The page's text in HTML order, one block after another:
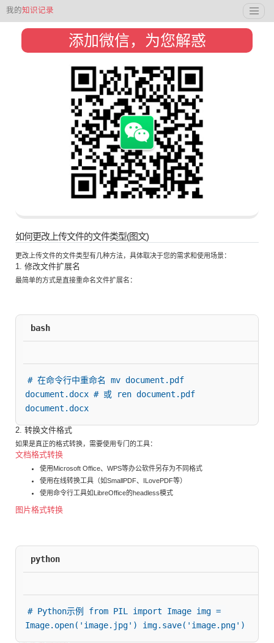
我的知识记录
添加微信，为您解惑
如何更改上传文件的文件类型(图文)
更改上传文件的文件类型有几种方法，具体取决于您的需求和使用场景：
1. 修改文件扩展名
最简单的方式是直接重命名文件扩展名：
bash
# 在命令行中重命名 mv document.pdf
document.docx # 或 ren document.pdf
document.docx
2. 转换文件格式
如果是真正的格式转换，需要使用专门的工具：
文档格式转换
使用Microsoft Office、WPS等办公软件另存为不同格式
使用在线转换工具（如SmallPDF、ILovePDF等）
使用命令行工具如LibreOffice的headless模式
图片格式转换
python
# Python示例 from PIL import Image img =
Image.open('image.jpg') img.save('image.png')